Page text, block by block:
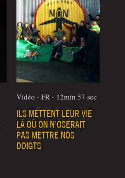
Vidéo - FR - 12min 57 sec
ILS METTENT LEUR VIE
LÀ OÙ ON N’OSERAIT
PAS METTRE NOS
DOIGTS